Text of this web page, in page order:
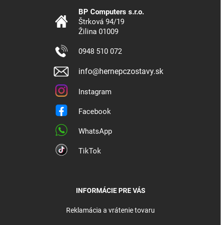
BP Computers s.r.o.
Štrková 94/19
Žilina 01009
0948 510 072
info@hernepczostavy.sk
Instagram
Facebook
WhatsApp
TikTok
INFORMÁCIE PRE VÁS
Reklamácia a vrátenie tovaru